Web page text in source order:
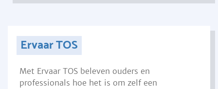
Ervaar TOS
Met Ervaar TOS beleven ouders en
professionals hoe het is om zelf een